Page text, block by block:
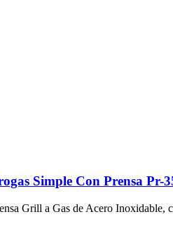
Simple Con Prensa Pr-
Grill a Gas de Acero Inoxidable,